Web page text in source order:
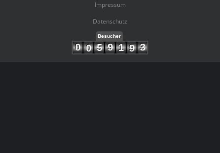
Impressum
Datenschutz
Besucher
0 0 5 9 1 9 3